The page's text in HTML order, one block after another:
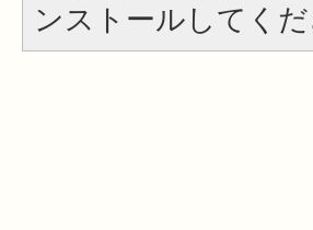
ンストールしてくだ